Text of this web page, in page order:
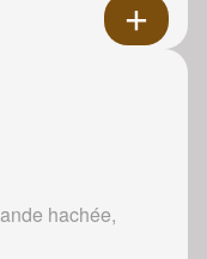
hachée,